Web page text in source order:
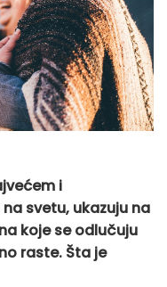
i
svetu, ukazuju na
koje se odlučuju
raste. Šta je